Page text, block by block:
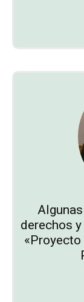
derechos